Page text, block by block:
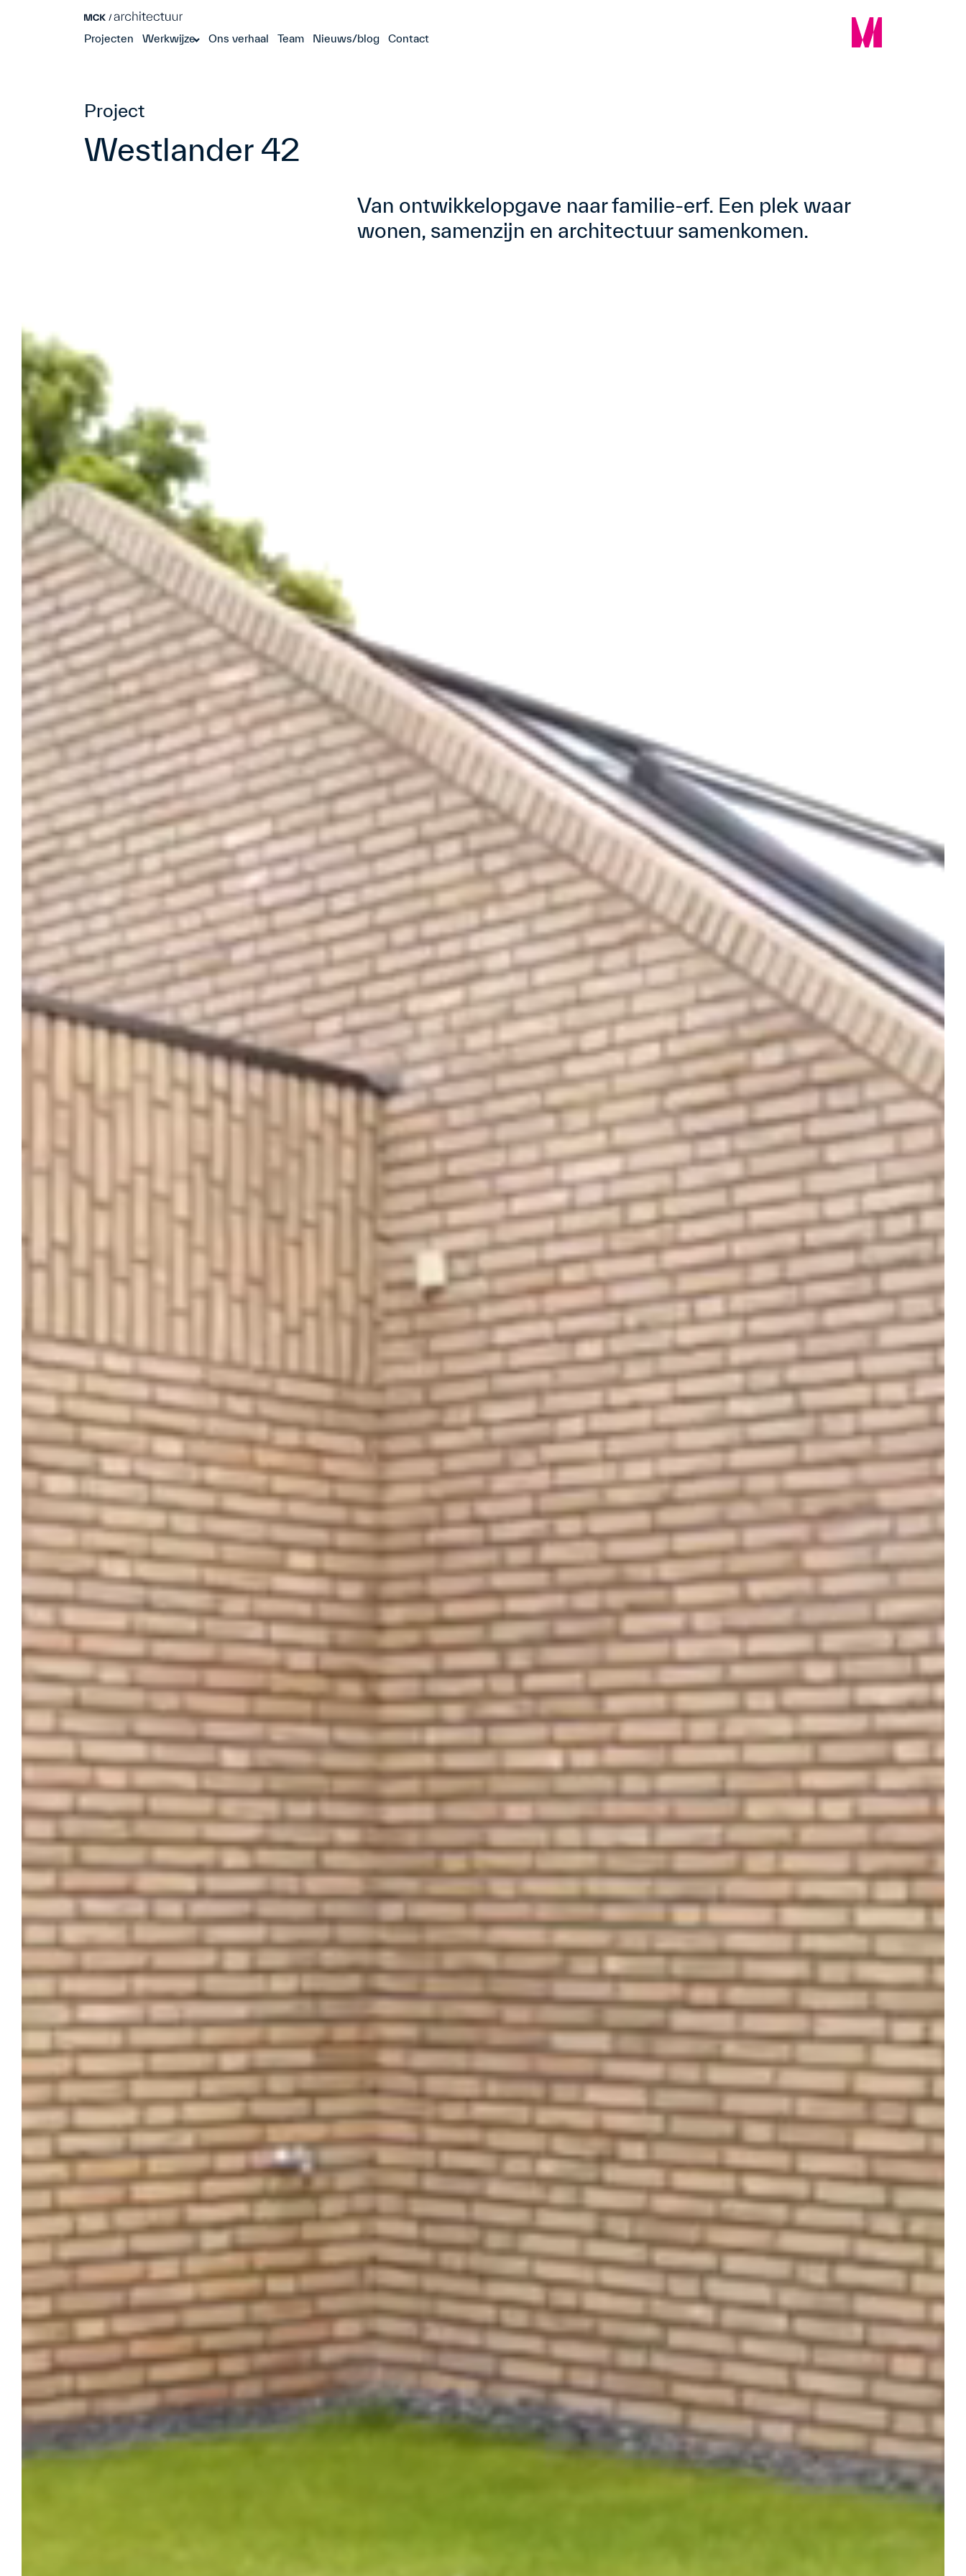
Projecten Werkwijze Ons verhaal Team Nieuws/blog Contact
Project
Westlander 42
Van ontwikkelopgave naar familie-erf. Een plek waar
wonen, samenzijn en architectuur samenkomen.